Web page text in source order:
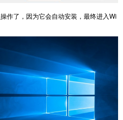
作了，因为它会自动安装，最终进入Wi